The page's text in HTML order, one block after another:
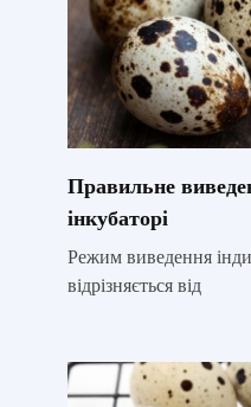
Правильне
інкубаторі
Режим виведення
відрізняється від